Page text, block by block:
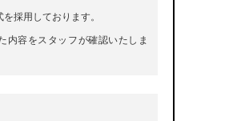
採用しております。
内容をスタッフが確認いたしま